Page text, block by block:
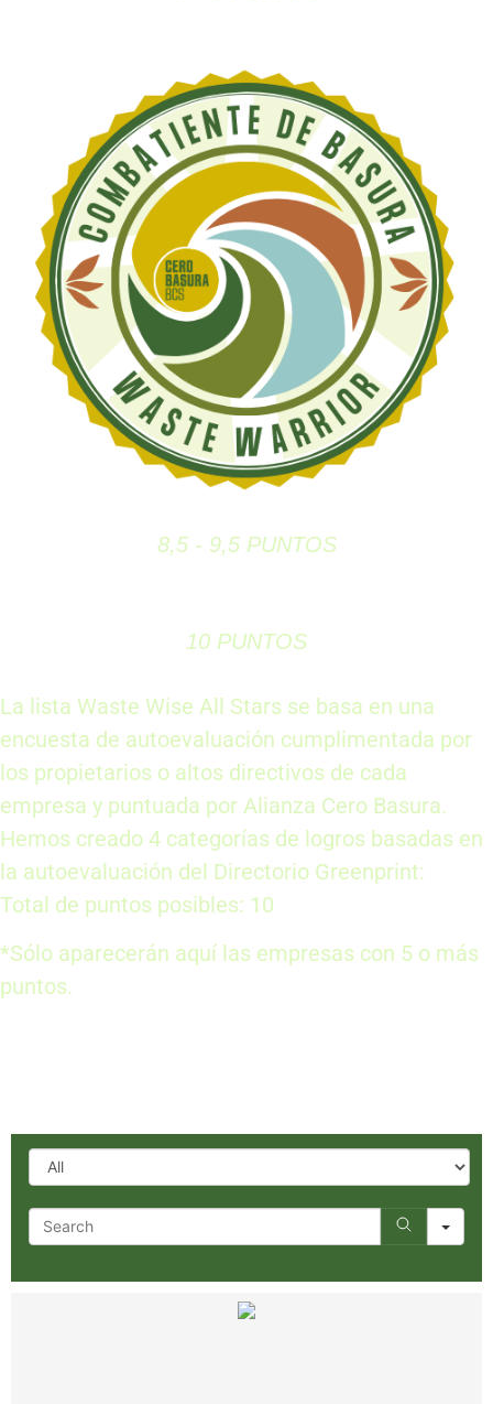
8,5 - 9,5 PUNTOS
10 PUNTOS
La lista Waste Wise All Stars se basa en una
encuesta de autoevaluación cumplimentada por
los propietarios o altos directivos de cada
empresa y puntuada por Alianza Cero Basura.
Hemos creado 4 categorías de logros basadas en
la autoevaluación del Directorio Greenprint:
Total de puntos posibles: 10
*Sólo aparecerán aquí las empresas con 5 o más
puntos.
All
Search